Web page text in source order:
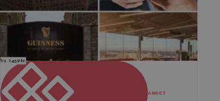
fra 1.459 kr.
ANDET